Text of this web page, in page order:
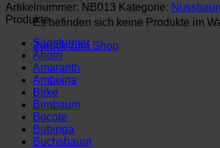
Es befinden sich keine Produkte im
Zurück zum Shop
Artikelnummer: NB013 Kategorie:
Produkte
Sägefurnier
Ahorn
Amaranth
Amboina
Birke
Birnbaum
Bocote
Bubinga
Buchsbaum